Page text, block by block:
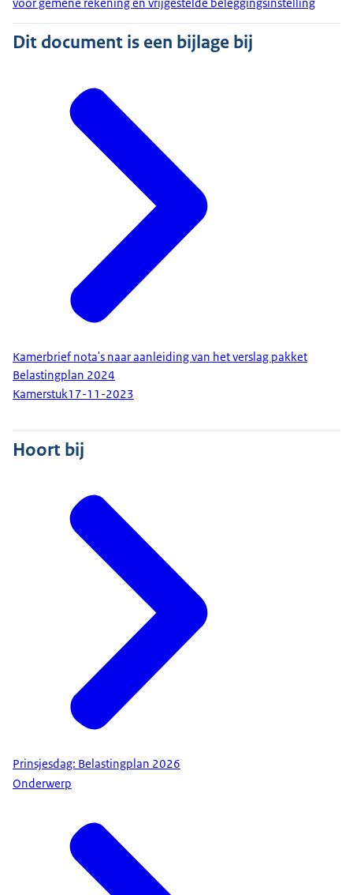
Dit document is een bijlage bij
Kamerbrief nota's naar aanleiding van het verslag pakket
Belastingplan 2024
Kamerstuk17-11-2023
Hoort bij
Prinsjesdag: Belastingplan 2026
Onderwerp